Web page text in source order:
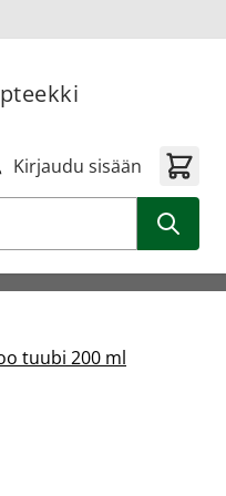
Kirjaudu sisään
tuubi 200 ml